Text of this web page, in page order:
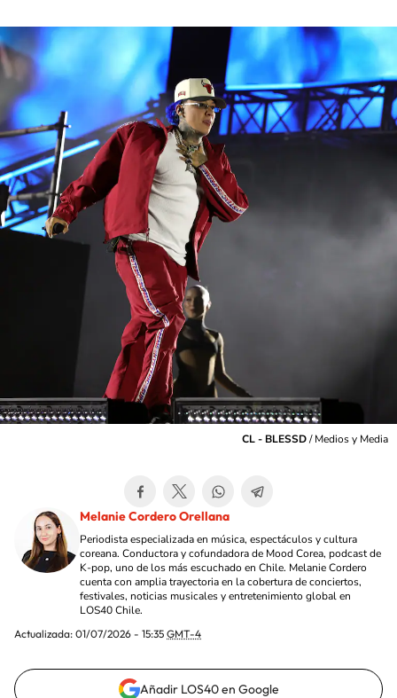
CL - BLESSD/Medios y Media
Melanie Cordero Orellana
Periodista especializada en música, espectáculos y cultura
coreana. Conductora y cofundadora de Mood Corea, podcast de
K-pop, uno de los más escuchado en Chile. Melanie Cordero
cuenta con amplia trayectoria en la cobertura de conciertos,
festivales, noticias musicales y entretenimiento global en
LOS40 Chile.
Actualizada: 01/07/2026 - 15:35 GMT-4
Añadir LOS40 en Google